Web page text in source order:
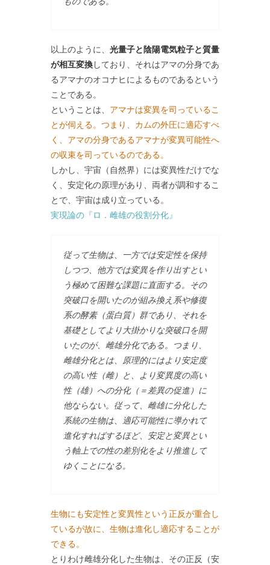
以上のように、 光量子と陰陽電気粒子と質量
が相互変換しており、それはアマの分身であ
るアマナのオコナヒによるものであるという
ことである。
ということは、 アマナは変異を司っているこ
とが伺える。つまり、カムの外圧に適応すべ
く、アマの分身であるアマナが変異可能性へ
の収束を司っているのである。
しかし、宇宙（自然界）には変異性だけでな
く、安定化の原理があり、両者が調和するこ
とで、宇宙は成り立っている。
実現論の『ロ．雌雄の役割分化』
従って生物は、一方では安定性を保持
しつつ、他方では変異を作り出すとい
う極めて困難な課題に直面する。その
突破口を開いたのが組み換え系や修復
系の酵素（蛋白質）群であり、それを
基礎としてより大掛かりな突破口を開
いたのが、雌雄分化である。つまり、
雌雄分化とは、原理的にはより安定度
の高い性（雌）と、より変異度の高い
性（雄）への分化（＝差異の促進）に
他ならない。従って、雌雄に分化した
系統の生物は、適応可能性に導かれて
進化すればするほど、安定と変異とい
う軸上での性の差別化をより推進して
ゆくことになる。
生物にも安定性と変異性という正反が重合し
ているが故に、生物は進化し適応することが
できる。
とりわけ雌雄分化した生物は、その正反（安